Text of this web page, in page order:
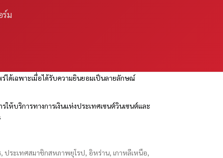
ร์ม
ได้เฉพาะเมื่อได้รับความยินยอมเป็นลายลักษณ์
ห้บริการทางการเงินแห่งประเทศเซนต์วินเซนต์และ
ประเทศสมาชิกสหภาพยุโรป, อิหร่าน, เกาหลีเหนือ,